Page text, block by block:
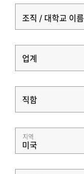
조직 / 대학교 이름
업계
업계
직함
직함
지역
미국